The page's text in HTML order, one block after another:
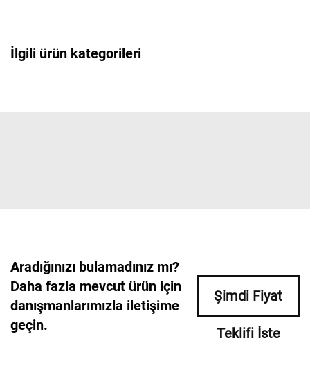
İlgili ürün kategorileri
Aradığınızı bulamadınız mı?
Daha fazla mevcut ürün için
danışmanlarımızla iletişime
geçin.
Şimdi Fiyat
Teklifi İste